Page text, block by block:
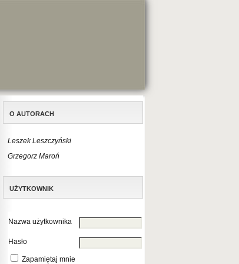
O AUTORACH
Leszek Leszczyński
Grzegorz Maroń
UŻYTKOWNIK
Nazwa użytkownika
Hasło
Zapamiętaj mnie